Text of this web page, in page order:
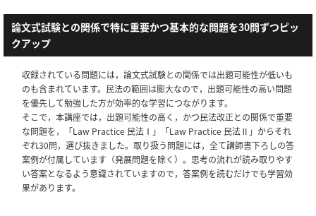
論文式試験との関係で特に重要かつ基本的な問題を30問ずつピッ
クアップ
収録されている問題には，論文式試験との関係では出題可能性が低いも
のも含まれています。民法の範囲は膨大なので，出題可能性の高い問題
を優先して勉強した方が効率的な学習につながります。
そこで，本講座では，出題可能性の高く，かつ民法改正との関係で重要
な問題を，「Law Practice 民法Ⅰ」「Law Practice 民法Ⅱ」からそれ
ぞれ30問，選び抜きました。取り扱う問題には，全て講師書下ろしの答
案例が付属しています（発展問題を除く）。思考の流れが読み取りやす
い答案となるよう意識されていますので，答案例を読むだけでも学習効
果があります。